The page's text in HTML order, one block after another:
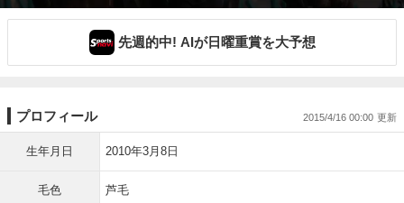
先週的中! AIが日曜重賞を大予想
プロフィール 2015/4/16 00:00
生年月日 2010年3月8日
毛色 芦毛